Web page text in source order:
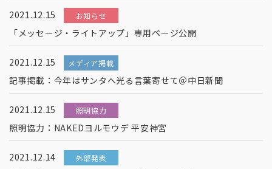
2021.12.15 お知らせ
「メッセージ・ライトアップ」専用ページ公開
2021.12.15 メディア掲載
記事掲載：今年はサンタへ光る言葉寄せて＠中日新聞
2021.12.15 照明協力
照明協力：NAKEDヨルモウデ 平安神宮
2021.12.14 外部発表